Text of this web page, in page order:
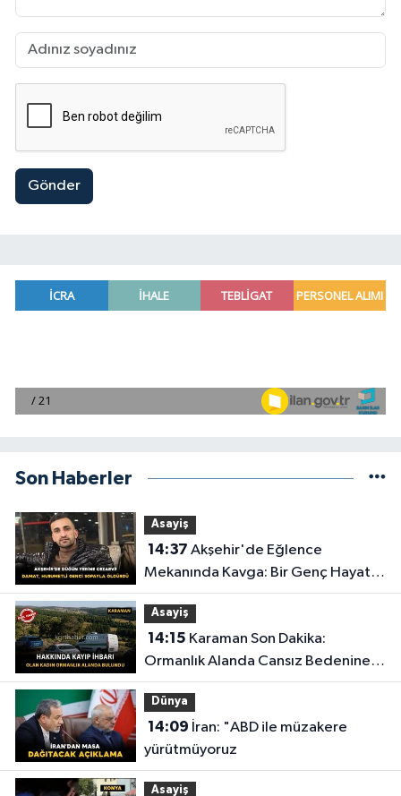
Gönder
Son Haberler
Asayiş
14:37
Mekanında Kavga: Bir Genç Hayatını
Kaybetti
Asayiş
14:15
Ormanlık Alanda Cansız Bedenine
Ulaşıldı
Dünya
14:09
yürütmüyoruz
Asayiş